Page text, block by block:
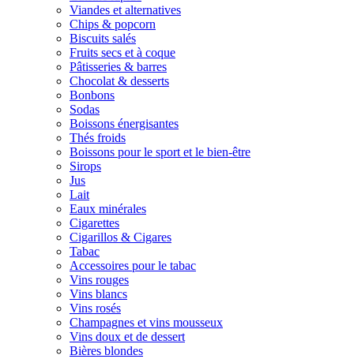
Viandes et alternatives
Chips & popcorn
Biscuits salés
Fruits secs et à coque
Pâtisseries & barres
Chocolat & desserts
Bonbons
Sodas
Boissons énergisantes
Thés froids
Boissons pour le sport et le bien-être
Sirops
Jus
Lait
Eaux minérales
Cigarettes
Cigarillos & Cigares
Tabac
Accessoires pour le tabac
Vins rouges
Vins blancs
Vins rosés
Champagnes et vins mousseux
Vins doux et de dessert
Bières blondes